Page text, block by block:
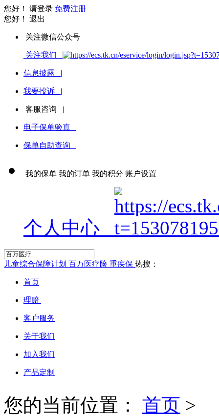
您好！ 请登录 免费注册
您好！ 退出
关注微信公众号
关注我们
信息披露 |
我要投诉 |
客服咨询 |
电子保单验真 |
保单自助查询 |
我的保单 我的订单 我的积分 账户设置
个人中心
儿童综合保障计划 百万医疗险 重疾保 热搜：
首页
理赔
客户服务
关于我们
加入我们
产品定制
您的当前位置： 首页 >